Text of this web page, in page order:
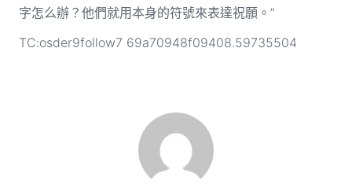
字怎么辦？他們就用本身的符號來表達祝願。”
TC:osder9follow7 69a70948f09408.59735504